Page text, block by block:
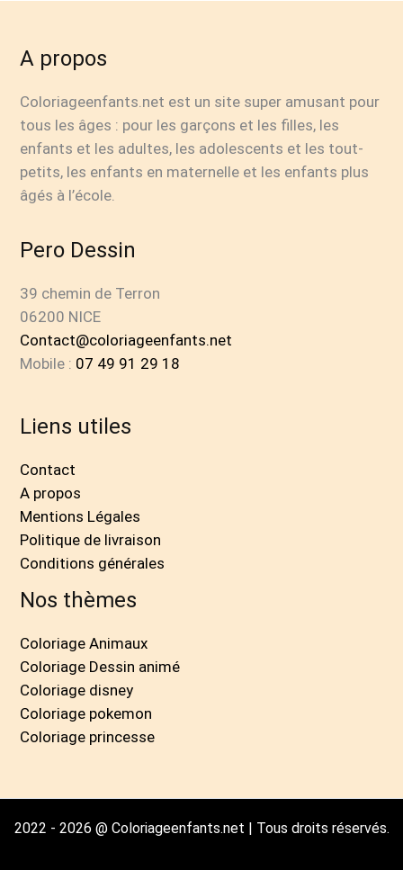
A propos
Coloriageenfants.net est un site super amusant pour
tous les âges : pour les garçons et les filles, les
enfants et les adultes, les adolescents et les tout-
petits, les enfants en maternelle et les enfants plus
âgés à l’école.
Pero Dessin
39 chemin de Terron
06200 NICE
Contact@coloriageenfants.net
Mobile : 07 49 91 29 18
Liens utiles
Contact
A propos
Mentions Légales
Politique de livraison
Conditions générales
Nos thèmes
Coloriage Animaux
Coloriage Dessin animé
Coloriage disney
Coloriage pokemon
Coloriage princesse
2022 - 2026 @ Coloriageenfants.net | Tous droits réservés.